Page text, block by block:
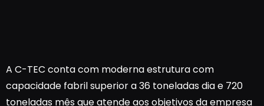
A C-TEC conta com moderna estrutura com
capacidade fabril superior a 36 toneladas dia e 720
toneladas mês que atende aos objetivos da empresa